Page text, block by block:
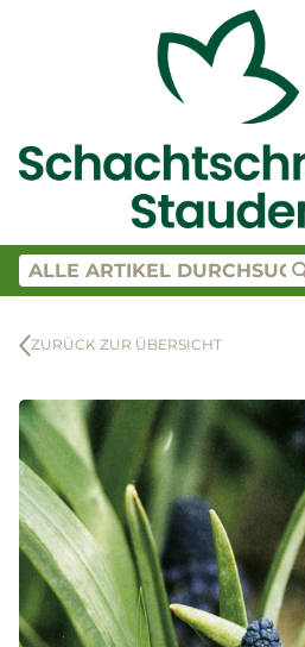
ZURÜCK ZUR ÜBERSICHT